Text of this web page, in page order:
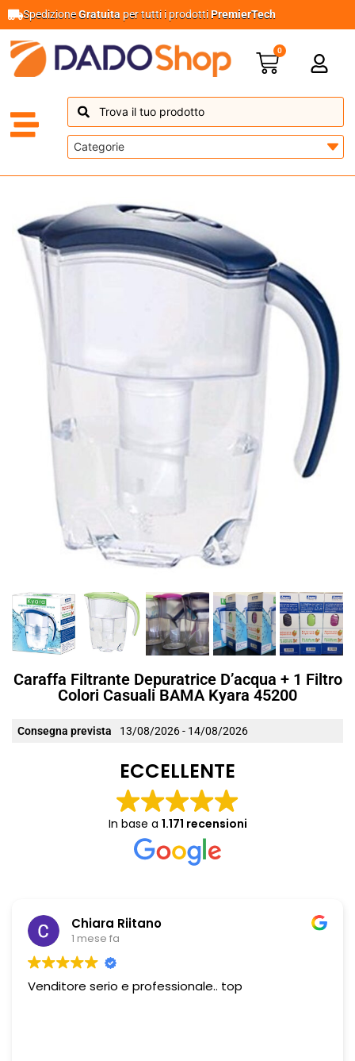
SpedizioneGratuita per tutti i prodottiPremierTech
0
Caraffa Filtrante Depuratrice D’acqua + 1 Filtro
Colori Casuali BAMA Kyara 45200
Consegna prevista 13/08/2026 - 14/08/2026
ECCELLENTE
In base a 1.171 recensioni
Chiara Riitano
1 mese fa
Venditore serio e professionale.. top